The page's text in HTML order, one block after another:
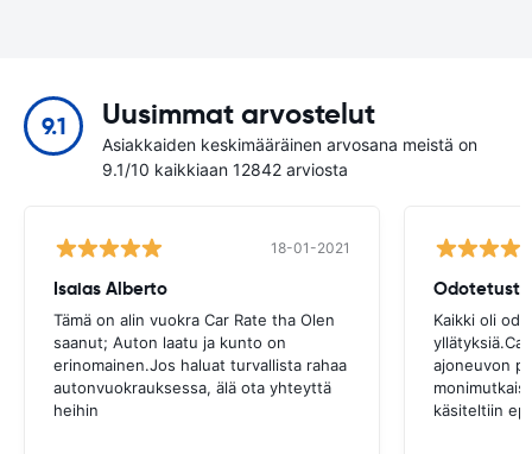
9.1 Uusimmat arvostelut
Asiakkaiden keskimääräinen arvosana meistä on
9.1/10 kaikkiaan 12842 arviosta
18-01-2021
Isaias Alberto
Tämä on alin vuokra Car Rate tha Olen
saanut; Auton laatu ja kunto on
erinomainen.Jos haluat turvallista rahaa
autonvuokrauksessa, älä ota yhteyttä
heihin
Odotetusti
Kaikki oli
ajoneuvon
käsiteltiin